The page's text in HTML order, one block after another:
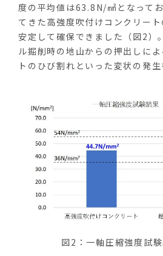
度の平均値は63.8N/㎟となって
てきた高強度吹付けコンクリー
安定して確保できました（図2）
ル掘削時の地山からの押出しに
トのひび割れといった変状の発生
図2：一軸圧縮強度試